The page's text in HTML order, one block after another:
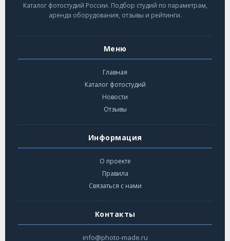
Каталог фотостудий России. Подбор студий по параметрам,
аренда оборудования, отзывы и рейтинги.
Меню
Главная
Каталог фотостудий
Новости
Отзывы
Информация
О проекте
Правила
Связаться с нами
Контакты
info@photo-made.ru